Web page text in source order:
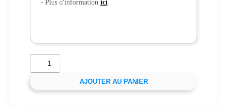
- Plus d'information ici
AJOUTER AU PANIER